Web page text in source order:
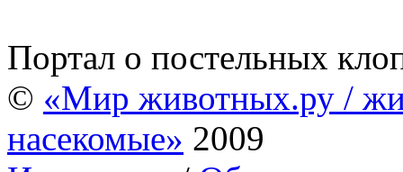
Портал о постельных
© «Мир животных.ру /
насекомые» 2009